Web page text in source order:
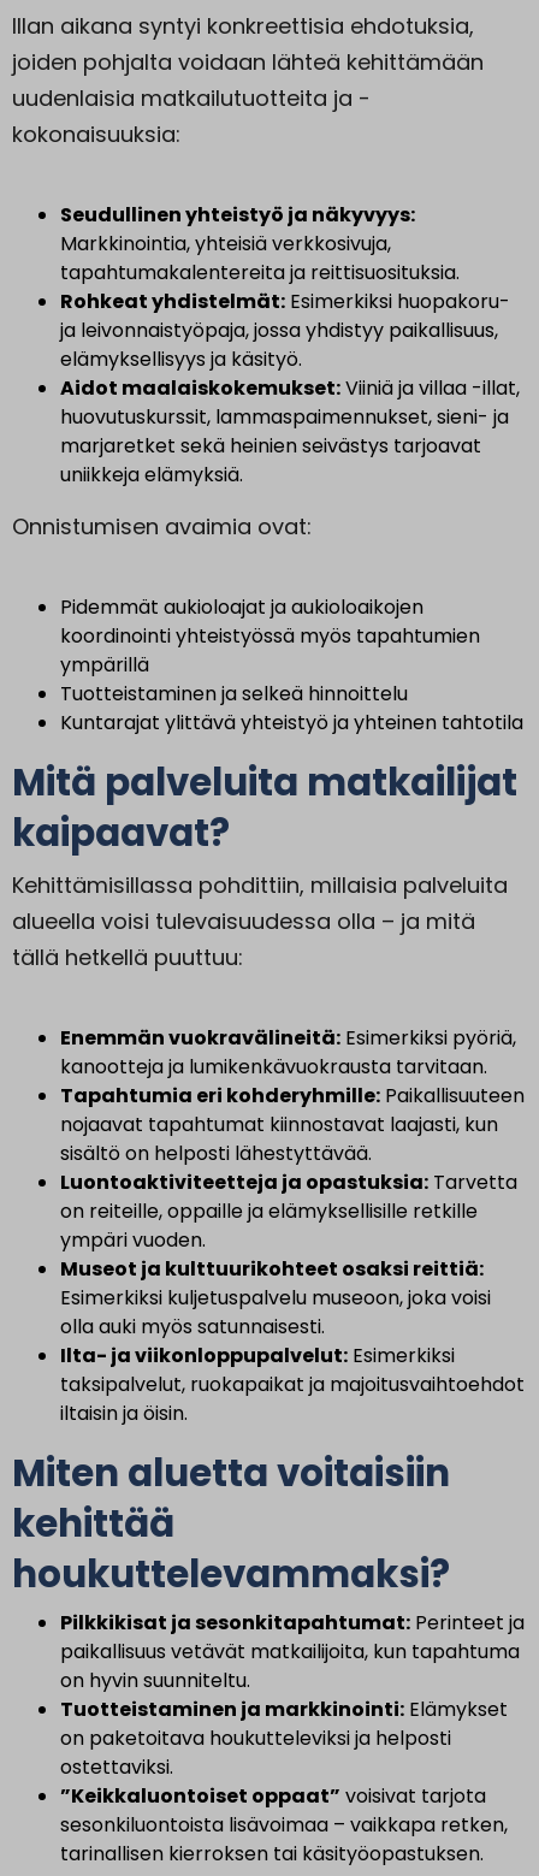
Illan aikana syntyi konkreettisia ehdotuksia,
joiden pohjalta voidaan lähteä kehittämään
uudenlaisia matkailutuotteita ja -
kokonaisuuksia:
Seudullinen yhteistyö ja näkyvyys:
Markkinointia, yhteisiä verkkosivuja,
tapahtumakalentereita ja reittisuosituksia.
Rohkeat yhdistelmät: Esimerkiksi huopakoru-
ja leivonnaistyöpaja, jossa yhdistyy paikallisuus,
elämyksellisyys ja käsityö.
Aidot maalaiskokemukset:Viiniä ja villaa -illat,
huovutuskurssit, lammaspaimennukset, sieni- ja
marjaretket sekä heinien seivästys tarjoavat
uniikkeja elämyksiä.
Onnistumisen avaimia ovat:
Pidemmät aukioloajat ja aukioloaikojen
koordinointi yhteistyössä myös tapahtumien
ympärillä
Tuotteistaminen ja selkeä hinnoittelu
Kuntarajat ylittävä yhteistyö ja yhteinen tahtotila
Mitä palveluita matkailijat
kaipaavat?
Kehittämisillassa pohdittiin, millaisia palveluita
alueella voisi tulevaisuudessa olla – ja mitä
tällä hetkellä puuttuu:
Enemmän vuokravälineitä: Esimerkiksi pyöriä,
kanootteja ja lumikenkävuokrausta tarvitaan.
Tapahtumia eri kohderyhmille: Paikallisuuteen
nojaavat tapahtumat kiinnostavat laajasti, kun
sisältö on helposti lähestyttävää.
Luontoaktiviteetteja ja opastuksia: Tarvetta
on reiteille, oppaille ja elämyksellisille retkille
ympäri vuoden.
Museot ja kulttuurikohteet osaksi reittiä:
Esimerkiksi kuljetuspalvelu museoon, joka voisi
olla auki myös satunnaisesti.
Ilta- ja viikonloppupalvelut: Esimerkiksi
taksipalvelut, ruokapaikat ja majoitusvaihtoehdot
iltaisin ja öisin.
Miten aluetta voitaisiin
kehittää
houkuttelevammaksi?
Pilkkikisat ja sesonkitapahtumat: Perinteet ja
paikallisuus vetävät matkailijoita, kun tapahtuma
on hyvin suunniteltu.
Tuotteistaminen ja markkinointi: Elämykset
on paketoitava houkutteleviksi ja helposti
ostettaviksi.
”Keikkaluontoiset oppaat” voisivat tarjota
sesonkiluontoista lisävoimaa – vaikkapa retken,
tarinallisen kierroksen tai käsityöopastuksen.